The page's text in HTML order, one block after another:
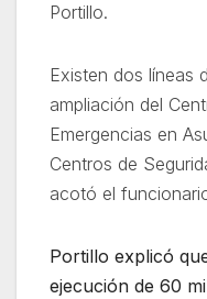
Portillo.
Existen dos líneas
ampliación del
Emergencias en
Centros de
acotó el
Portillo explicó
ejecución de 60